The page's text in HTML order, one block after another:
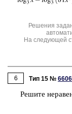
Решения
На следующей
6 Тип 15 №
Ре­ши­те